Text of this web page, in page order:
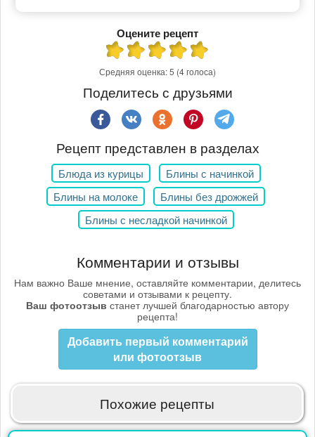
Оцените рецепт
Средняя оценка:5 (4 голоса)
Поделитесь с друзьями
Рецепт представлен в разделах
Блюда из курицы
Блины с начинкой
Блины на молоке
Блины без дрожжей
Блины с несладкой начинкой
Комментарии и отзывы
Нам важно Ваше мнение, оставляйте комментарии, делитесь
советами и отзывами к рецепту.
Ваш фотоотзыв станет лучшей благодарностью автору
рецепта!
Добавить первый комментарий
или фотоотзыв
Похожие рецепты